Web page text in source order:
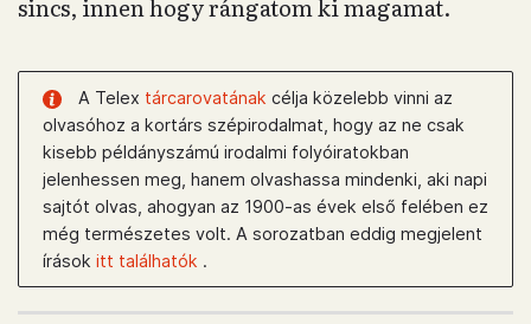
sincs, innen hogy rángatom ki magamat.
A Telex tárcarovatának célja közelebb vinni az
olvasóhoz a kortárs szépirodalmat, hogy az ne csak
kisebb példányszámú irodalmi folyóiratokban
jelenhessen meg, hanem olvashassa mindenki, aki napi
sajtót olvas, ahogyan az 1900-as évek első felében ez
még természetes volt. A sorozatban eddig megjelent
írások itt találhatók .